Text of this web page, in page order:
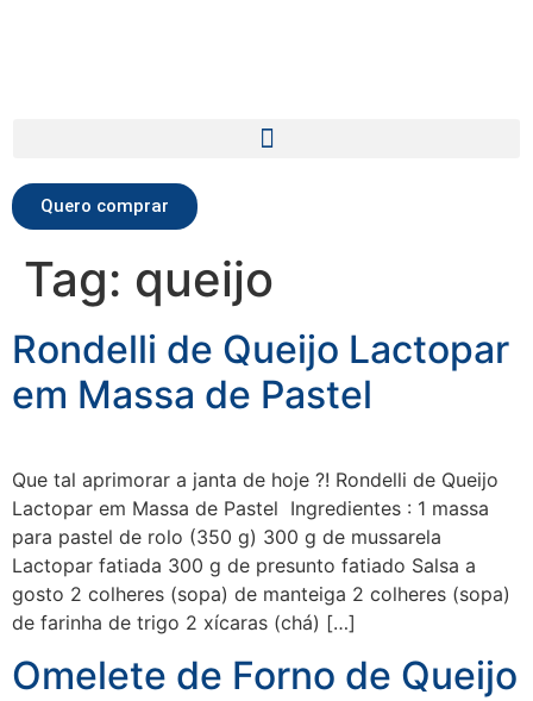
Quero comprar
Tag: queijo
Rondelli de Queijo Lactopar
em Massa de Pastel
Que tal aprimorar a janta de hoje ?! Rondelli de Queijo
Lactopar em Massa de Pastel Ingredientes : 1 massa
para pastel de rolo (350 g) 300 g de mussarela
Lactopar fatiada 300 g de presunto fatiado Salsa a
gosto 2 colheres (sopa) de manteiga 2 colheres (sopa)
de farinha de trigo 2 xícaras (chá) […]
Omelete de Forno de Queijo